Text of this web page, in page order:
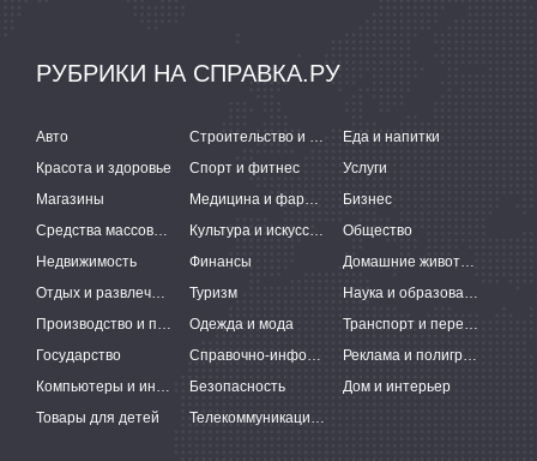
РУБРИКИ НА СПРАВКА.РУ
Авто Строительство и ремонт
Еда и напитки
Красота и здоровье
Спорт и фитнес
Услуги
Магазины
Медицина и фармацевтика
Бизнес
Средства массовой информации
Культура и искусство
Общество
Недвижимость
Финансы
Домашние животные
Отдых и развлечения
Туризм
Наука и образование
Производство и поставки
Одежда и мода
Транспорт и перевозки
Государство
Справочно-информационные системы
Реклама и полиграфия
Компьютеры и интернет
Безопасность
Дом и интерьер
Товары для детей
Телекоммуникации и связь